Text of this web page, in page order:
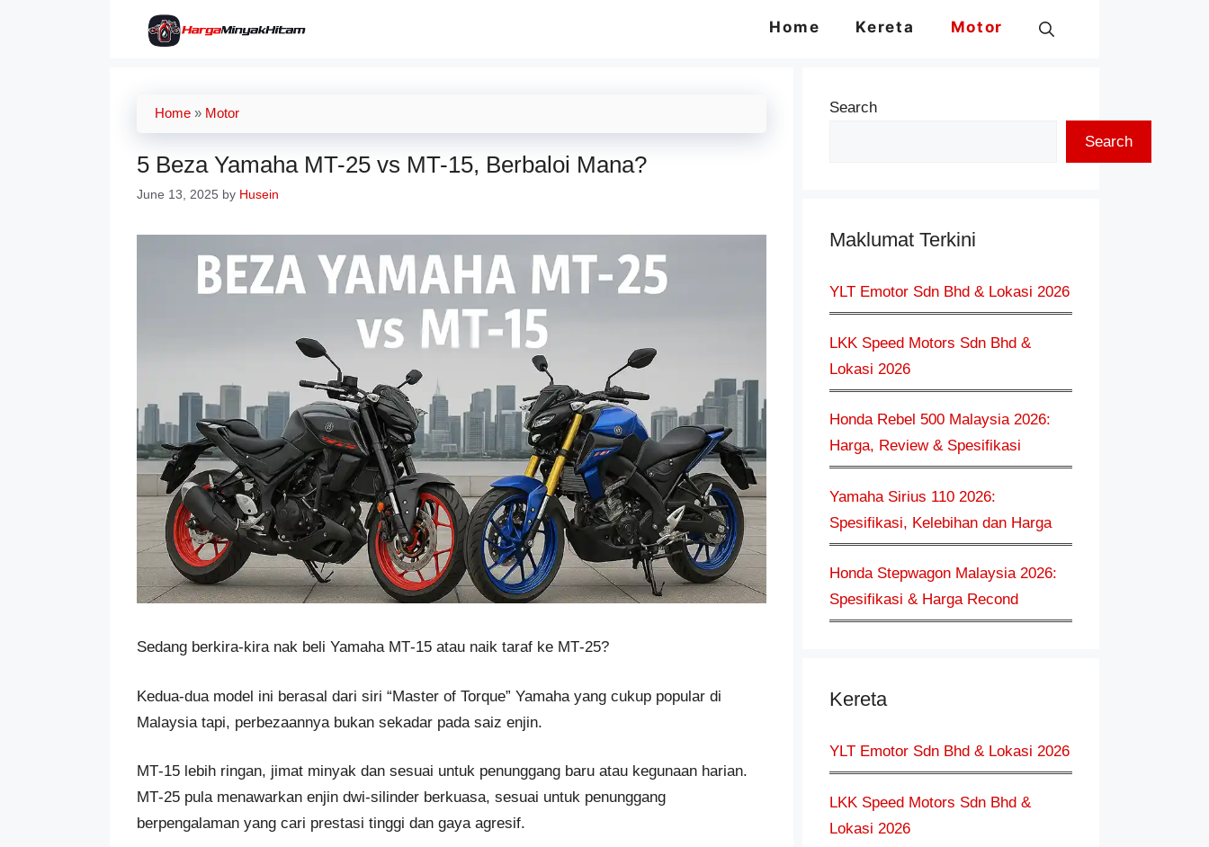
Home Kereta Motor
Home » Motor
5 Beza Yamaha MT-25 vs MT-15, Berbaloi Mana?
June 13, 2025 by Husein
Sedang berkira-kira nak beli Yamaha MT‑15 atau naik taraf ke MT‑25?
Kedua-dua model ini berasal dari siri “Master of Torque” Yamaha yang cukup popular di
Malaysia tapi, perbezaannya bukan sekadar pada saiz enjin.
MT‑15 lebih ringan, jimat minyak dan sesuai untuk penunggang baru atau kegunaan harian.
MT‑25 pula menawarkan enjin dwi‑silinder berkuasa, sesuai untuk penunggang
berpengalaman yang cari prestasi tinggi dan gaya agresif.
Search
Search
Maklumat Terkini
YLT Emotor Sdn Bhd & Lokasi 2026
LKK Speed Motors Sdn Bhd &
Lokasi 2026
Honda Rebel 500 Malaysia 2026:
Harga, Review & Spesifikasi
Yamaha Sirius 110 2026:
Spesifikasi, Kelebihan dan Harga
Honda Stepwagon Malaysia 2026:
Spesifikasi & Harga Recond
Kereta
YLT Emotor Sdn Bhd & Lokasi 2026
LKK Speed Motors Sdn Bhd &
Lokasi 2026